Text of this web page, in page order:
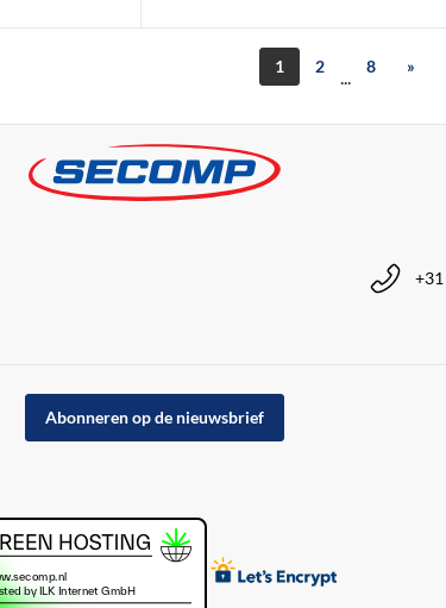
1 2 8 »
Abonneren op de nieuwsbrief